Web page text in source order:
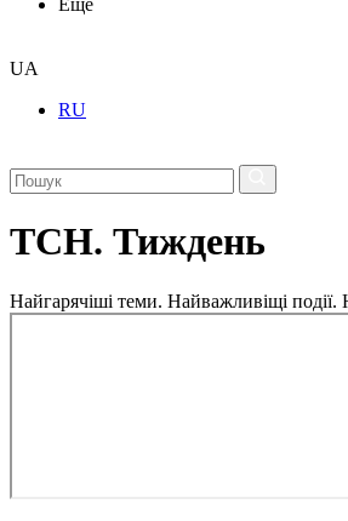
Еще
UA
RU
ТСН. Тиждень
Найгарячіші теми. Найважливіщі події.